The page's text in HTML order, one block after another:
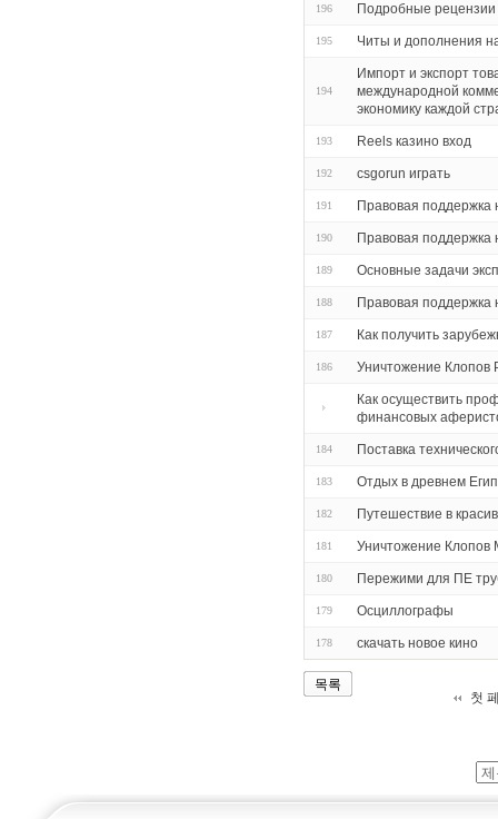
196 Подробные рецензии
195 Читы и дополнения
194
Импорт и экспорт
международной
экономику каждой
193 Reels казино вход
192 csgorun играть
191 Правовая поддержка
190 Правовая поддержка
189 Основные задачи
188 Правовая поддержка
187 Как получить
186 Уничтожение Клопов
Как осуществить
финансовых
184 Поставка
183 Отдых в древнем
182 Путешествие в
181 Уничтожение Клопов
180 Пережими для ПЕ
179 Осциллографы
178 скачать новое кино
목록
첫